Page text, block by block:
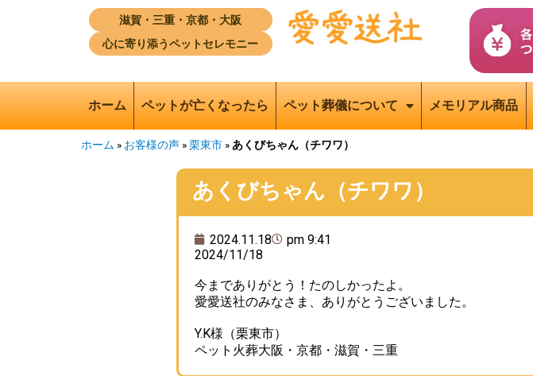
滋賀・三重・京都・大阪
心に寄り添うペットセレモニー
ホーム ペットが亡くなったら ペット葬儀について メモリアル商品
ホーム » お客様の声 »栗東市 » あくびちゃん（チワワ）
あくびちゃん（チワワ）
2024.11.18
pm 9:41
2024/11/18
今までありがとう！たのしかったよ。
愛愛送社のみなさま、ありがとうございました。
Y.K様（栗東市）
ペット火葬大阪・京都・滋賀・三重